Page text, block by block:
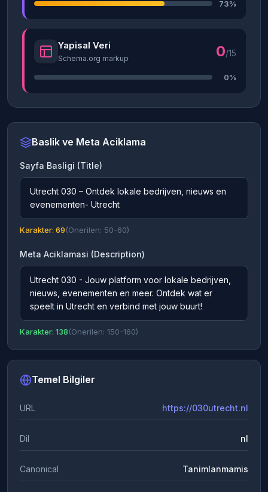
73%
Yapisal Veri
Schema.org markup 0/15
0%
Baslik ve Meta Aciklama
Sayfa Basligi (Title)
Utrecht 030 – Ontdek lokale bedrijven, nieuws en
evenementen- Utrecht
Karakter: 69(Onerilen: 50-60)
Meta Aciklamasi (Description)
Utrecht 030 - Jouw platform voor lokale bedrijven,
nieuws, evenementen en meer. Ontdek wat er
speelt in Utrecht en verbind met jouw buurt!
Karakter: 138(Onerilen: 150-160)
Temel Bilgiler
URL https://030utrecht.nl
Dil nl
Canonical Tanimlanmamis